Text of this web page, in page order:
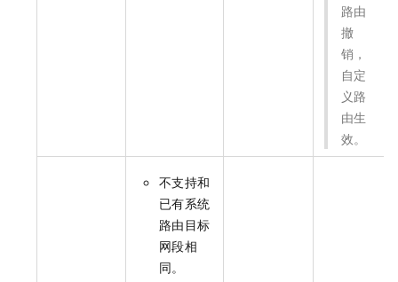
路由
撤
销，
自定
义路
由生
效。
不支持和
已有系统
路由目标
网段相
同。